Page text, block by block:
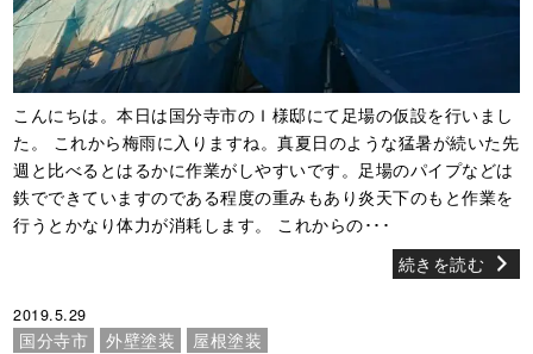
こんにちは。本日は国分寺市のＩ様邸にて足場の仮設を行いまし
た。 これから梅雨に入りますね。真夏日のような猛暑が続いた先
週と比べるとはるかに作業がしやすいです。足場のパイプなどは
鉄でできていますのである程度の重みもあり炎天下のもと作業を
行うとかなり体力が消耗します。 これからの･･･
続きを読む
2019.5.29
国分寺市 外壁塗装 屋根塗装